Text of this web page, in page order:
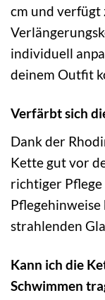
cm und verfügt
individuell
deinem Outfit
Verfärbt sich
Dank der
Kette gut vor
richtiger
strahlenden
Kann ich die
Schwimmen